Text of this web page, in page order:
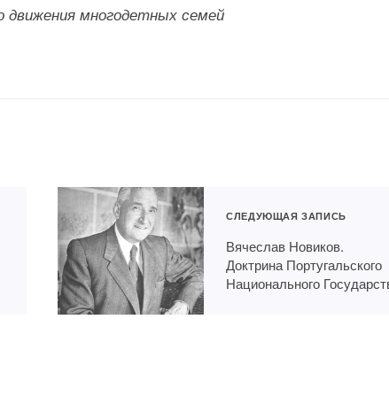
движения многодетных семей
СЛЕДУЮЩАЯ ЗАПИСЬ
Вячеслав Новиков.
Доктрина Португальского
Национального